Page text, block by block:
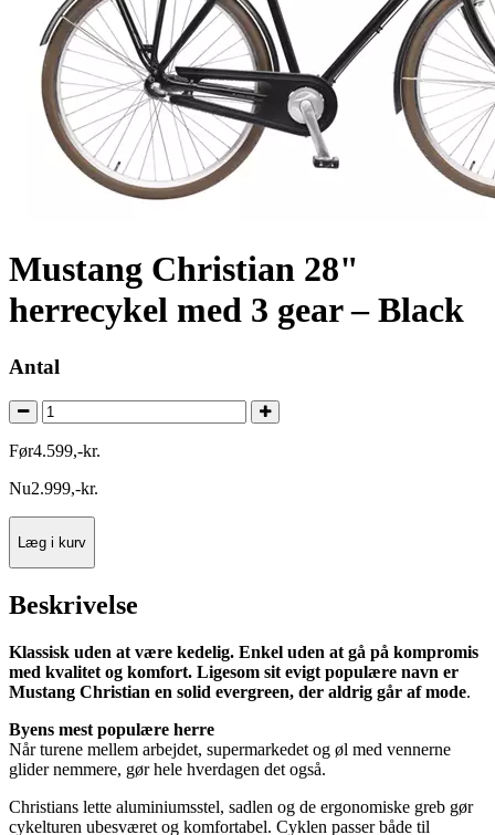
Mustang Christian 28"
herrecykel med 3 gear – Black
Antal
Før4.599,-kr.
Nu2.999,-kr.
Læg i kurv
Beskrivelse
Klassisk uden at være kedelig. Enkel uden at gå på kompromis
med kvalitet og komfort. Ligesom sit evigt populære navn er
Mustang Christian en solid evergreen, der aldrig går af mode.
Byens mest populære herre
Når turene mellem arbejdet, supermarkedet og øl med vennerne
glider nemmere, gør hele hverdagen det også.
Christians lette aluminiumsstel, sadlen og de ergonomiske greb gør
cykelturen ubesværet og komfortabel. Cyklen passer både til